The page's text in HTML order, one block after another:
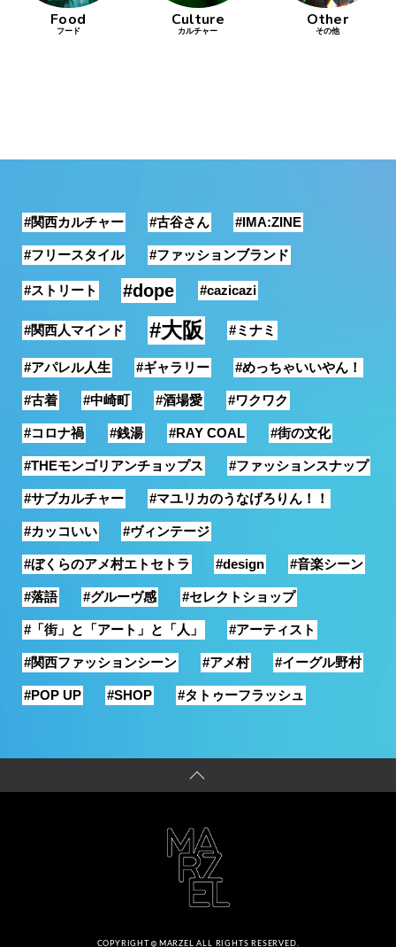
Food
フード
Culture
カルチャー
Other
その他
#関西カルチャー #古谷さん #IMA:ZINE
#フリースタイル #ファッションブランド
#ストリート #dope #cazicazi
#関西人マインド #大阪 #ミナミ
#アパレル人生 #ギャラリー #めっちゃいいやん！
#古着 #中崎町 #酒場愛 #ワクワク
#コロナ禍 #銭湯 #RAY COAL #街の文化
#THEモンゴリアンチョップス #ファッションスナップ
#サブカルチャー #マユリカのうなげろりん！！
#カッコいい #ヴィンテージ
#ぼくらのアメ村エトセトラ #design #音楽シーン
#落語 #グルーヴ感 #セレクトショップ
#「街」と「アート」と「人」 #アーティスト
#関西ファッションシーン #アメ村 #イーグル野村
#POP UP #SHOP #タトゥーフラッシュ
COPYRIGHT MARZEL ALL RIGHTS RESERVED.